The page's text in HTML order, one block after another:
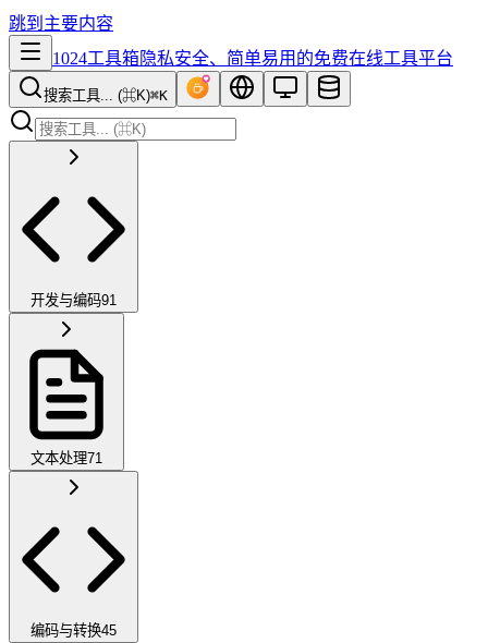
跳到主要内容
1024工具箱隐私安全、简单易用的免费在线工具平台
搜索工具... (⌘K)⌘K
开发与编码91
文本处理71
编码与转换45